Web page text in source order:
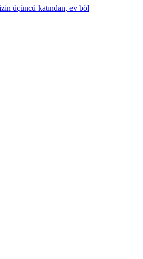
üçüncü katından, ev böl